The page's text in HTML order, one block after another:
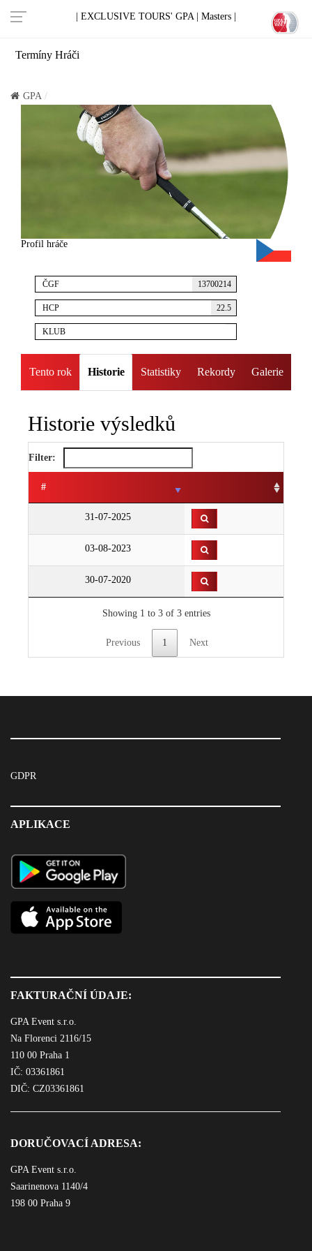
| EXCLUSIVE TOURS' GPA | Masters |
Termíny Hráči
GPA
Profil hráče
ČGF 13700214
HCP 22.5
KLUB
Tento rok Historie Statistiky Rekordy Galerie
Historie výsledků
Filter:
#
31-07-2025
03-08-2023
30-07-2020
Showing 1 to 3 of 3 entries
Previous 1 Next
GDPR
APLIKACE
FAKTURAČNÍ ÚDAJE:
GPA Event s.r.o.
Na Florenci 2116/15
110 00 Praha 1
IČ: 03361861
DIČ: CZ03361861
DORUČOVACÍ ADRESA:
GPA Event s.r.o.
Saarinenova 1140/4
198 00 Praha 9